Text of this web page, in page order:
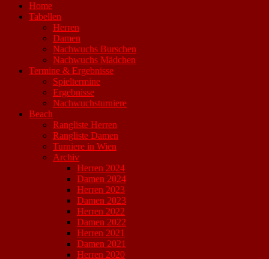
Home
Tabellen
Herren
Damen
Nachwuchs Burschen
Nachwuchs Mädchen
Termine & Ergebnisse
Spieltermine
Ergebnisse
Nachwuchsturniere
Beach
Rangliste Herren
Rangliste Damen
Turniere in Wien
Archiv
Herren 2024
Damen 2024
Herren 2023
Damen 2023
Herren 2022
Damen 2022
Herren 2021
Damen 2021
Herren 2020